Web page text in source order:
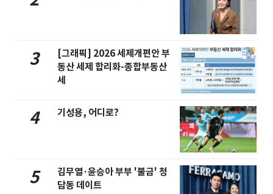
3
[그래픽] 2026 세제개편안 부
동산 세제 합리화-종합부동산
세
4 기성용, 어디로?
5
김무열·윤승아 부부 '불금' 청
담동 데이트